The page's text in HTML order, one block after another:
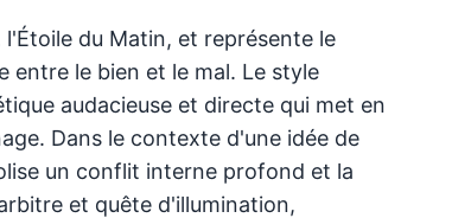
du Matin, et représente le
le bien et le mal. Le style
audacieuse et directe qui met en
Dans le contexte d'une idée de
un conflit interne profond et la
et quête d'illumination,